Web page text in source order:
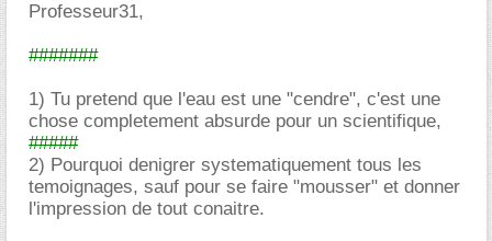
Professeur31,
#######
1) Tu pretend que l'eau est une "cendre", c'est une
chose completement absurde pour un scientifique,
#####
2) Pourquoi denigrer systematiquement tous les
temoignages, sauf pour se faire "mousser" et donner
l'impression de tout conaitre.